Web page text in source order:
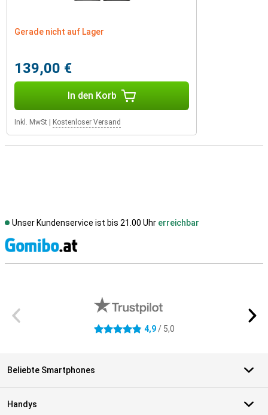
Gerade nicht auf Lager
139,00 €
In den Korb
Inkl. MwSt Kostenloser Versand
Unser Kundenservice ist bis 21.00 Uhr erreichbar
4.9 Sterne 4,9/ 5,0
Beliebte Smartphones
Handys